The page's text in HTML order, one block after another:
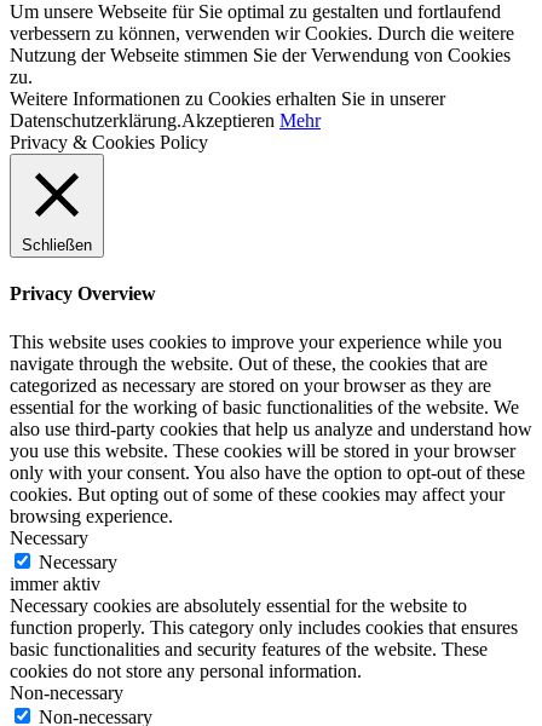
Um unsere Webseite für Sie optimal zu gestalten und fortlaufend
verbessern zu können, verwenden wir Cookies. Durch die weitere
Nutzung der Webseite stimmen Sie der Verwendung von Cookies
zu.
Weitere Informationen zu Cookies erhalten Sie in unserer
Datenschutzerklärung.Akzeptieren Mehr
Privacy & Cookies Policy
Schließen
Privacy Overview
This website uses cookies to improve your experience while you
navigate through the website. Out of these, the cookies that are
categorized as necessary are stored on your browser as they are
essential for the working of basic functionalities of the website. We
also use third-party cookies that help us analyze and understand how
you use this website. These cookies will be stored in your browser
only with your consent. You also have the option to opt-out of these
cookies. But opting out of some of these cookies may affect your
browsing experience.
Necessary
Necessary
immer aktiv
Necessary cookies are absolutely essential for the website to
function properly. This category only includes cookies that ensures
basic functionalities and security features of the website. These
cookies do not store any personal information.
Non-necessary
Non-necessary